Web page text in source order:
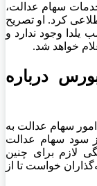
سهام عدالت،
کرد. او تصریح
یلدا وجود ندارد و
خواهد شد.
درباره
سهام عدالت به
سود سهام عدالت
لازم برای چنین
خواست تا از